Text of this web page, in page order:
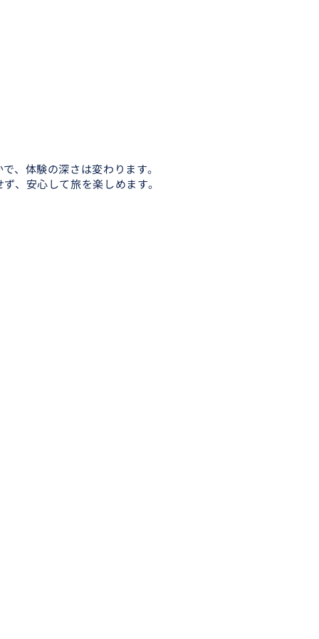
、体験の深さは変わります。
、安心して旅を楽しめます。